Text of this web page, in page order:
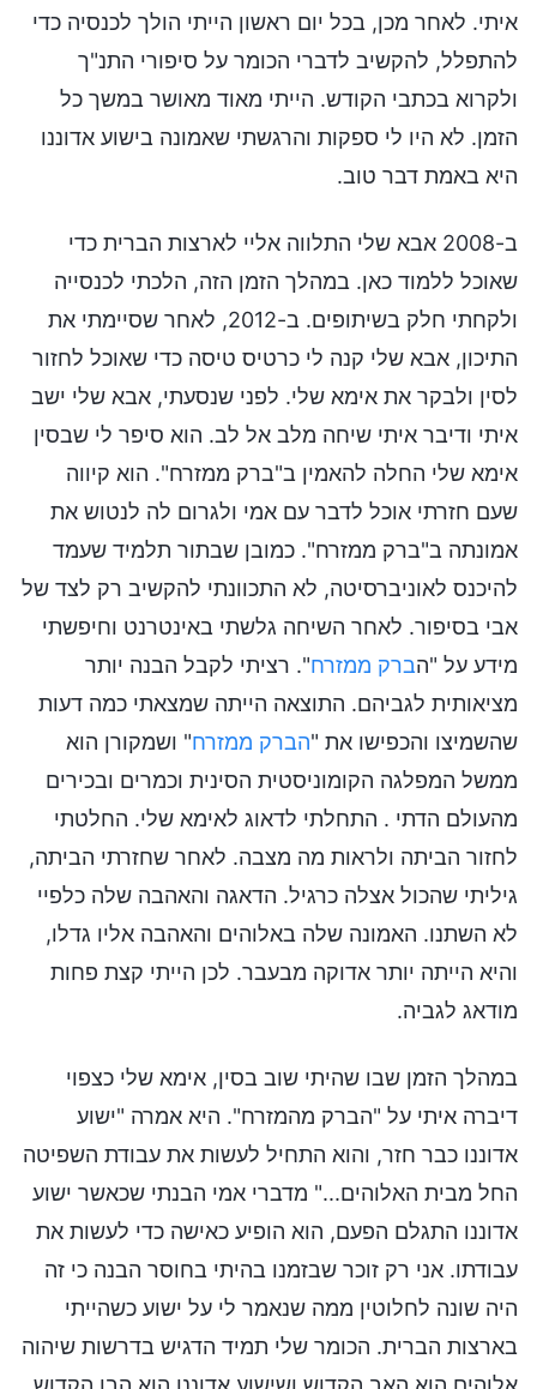
איתי. לאחר מכן, בכל יום ראשון הייתי הולך לכנסיה כדי
להתפלל, להקשיב לדברי הכומר על סיפורי התנ"ך
ולקרוא בכתבי הקודש. הייתי מאוד מאושר במשך כל
הזמן. לא היו לי ספקות והרגשתי שאמונה בישוע אדוננו
היא באמת דבר טוב.
ב-2008 אבא שלי התלווה אליי לארצות הברית כדי
שאוכל ללמוד כאן. במהלך הזמן הזה, הלכתי לכנסייה
ולקחתי חלק בשיתופים. ב-2012, לאחר שסיימתי את
התיכון, אבא שלי קנה לי כרטיס טיסה כדי שאוכל לחזור
לסין ולבקר את אימא שלי. לפני שנסעתי, אבא שלי ישב
איתי ודיבר איתי שיחה מלב אל לב. הוא סיפר לי שבסין
אימא שלי החלה להאמין ב"ברק ממזרח". הוא קיווה
שעם חזרתי אוכל לדבר עם אמי ולגרום לה לנטוש את
אמונתה ב"ברק ממזרח". כמובן שבתור תלמיד שעמד
להיכנס לאוניברסיטה, לא התכוונתי להקשיב רק לצד של
אבי בסיפור. לאחר השיחה גלשתי באינטרנט וחיפשתי
מידע על "הברק ממזרח". רציתי לקבל הבנה יותר
מציאותית לגביהם. התוצאה הייתה שמצאתי כמה דעות
שהשמיצו והכפישו את "הברק ממזרח" ושמקורן הוא
ממשל המפלגה הקומוניסטית הסינית וכמרים ובכירים
מהעולם הדתי . התחלתי לדאוג לאימא שלי. החלטתי
לחזור הביתה ולראות מה מצבה. לאחר שחזרתי הביתה,
גיליתי שהכול אצלה כרגיל. הדאגה והאהבה שלה כלפיי
לא השתנו. האמונה שלה באלוהים והאהבה אליו גדלו,
והיא הייתה יותר אדוקה מבעבר. לכן הייתי קצת פחות
מודאג לגביה.
במהלך הזמן שבו שהיתי שוב בסין, אימא שלי כצפוי
דיברה איתי על "הברק מהמזרח". היא אמרה "ישוע
אדוננו כבר חזר, והוא התחיל לעשות את עבודת השפיטה
החל מבית האלוהים..." מדברי אמי הבנתי שכאשר ישוע
אדוננו התגלם הפעם, הוא הופיע כאישה כדי לעשות את
עבודתו. אני רק זוכר שבזמנו בהיתי בחוסר הבנה כי זה
היה שונה לחלוטין ממה שנאמר לי על ישוע כשהייתי
בארצות הברית. הכומר שלי תמיד הדגיש בדרשות שיהוה